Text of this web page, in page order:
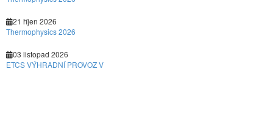
21 říjen 2026
Thermophysics 2026
03 listopad 2026
ETCS VÝHRADNÍ PROVOZ V